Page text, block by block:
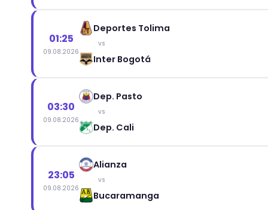
01:25
09.08.2026
Deportes Tolima
vs
Inter Bogotá
03:30
09.08.2026
Dep. Pasto
vs
Dep. Cali
23:05
09.08.2026
Alianza
vs
Bucaramanga